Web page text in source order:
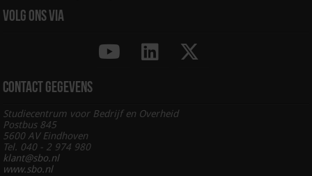
Volg ons via
Contact gegevens
Studiecentrum voor Bedrijf en Overheid
Postbus 845
5600 AV Eindhoven
Tel. 040 - 2 974 980
klant@sbo.nl
www.sbo.nl